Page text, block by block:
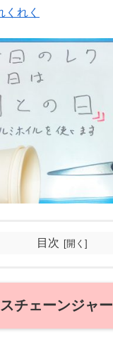
くれく
目次
チェーンジャー